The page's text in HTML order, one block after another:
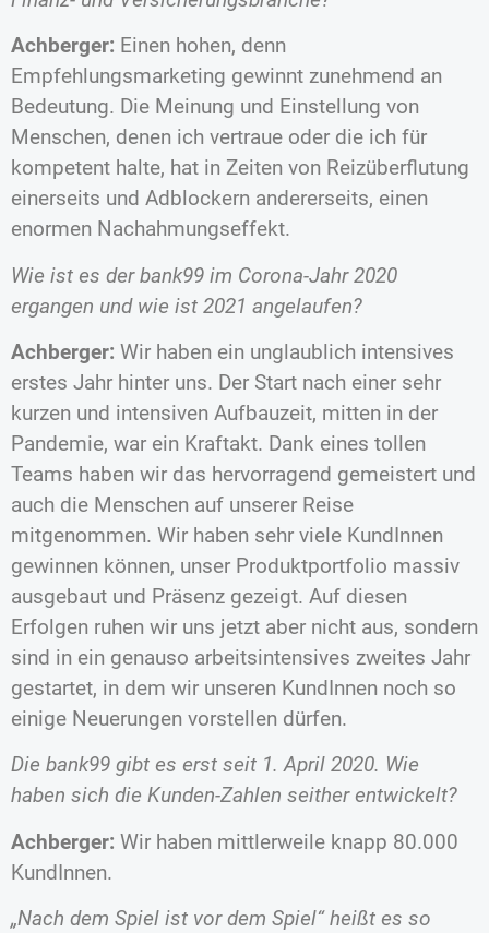
Achberger: Einen hohen, denn
Empfehlungsmarketing gewinnt zunehmend an
Bedeutung. Die Meinung und Einstellung von
Menschen, denen ich vertraue oder die ich für
kompetent halte, hat in Zeiten von Reizüberflutung
einerseits und Adblockern andererseits, einen
enormen Nachahmungseffekt.
Wie ist es der bank99 im Corona-Jahr 2020
ergangen und wie ist 2021 angelaufen?
Achberger: Wir haben ein unglaublich intensives
erstes Jahr hinter uns. Der Start nach einer sehr
kurzen und intensiven Aufbauzeit, mitten in der
Pandemie, war ein Kraftakt. Dank eines tollen
Teams haben wir das hervorragend gemeistert und
auch die Menschen auf unserer Reise
mitgenommen. Wir haben sehr viele KundInnen
gewinnen können, unser Produktportfolio massiv
ausgebaut und Präsenz gezeigt. Auf diesen
Erfolgen ruhen wir uns jetzt aber nicht aus, sondern
sind in ein genauso arbeitsintensives zweites Jahr
gestartet, in dem wir unseren KundInnen noch so
einige Neuerungen vorstellen dürfen.
Die bank99 gibt es erst seit 1. April 2020. Wie
haben sich die Kunden-Zahlen seither entwickelt?
Achberger: Wir haben mittlerweile knapp 80.000
KundInnen.
„Nach dem Spiel ist vor dem Spiel“ heißt es so